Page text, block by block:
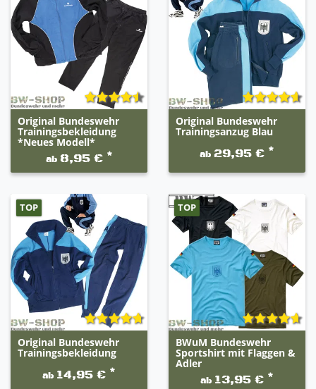
Original Bundeswehr
Trainingsbekleidung
*Neues Modell*
ab 8,95 € *
Original Bundeswehr
Trainingsanzug Blau
ab 29,95 € *
TOP
Original Bundeswehr
Trainingsbekleidung
ab 14,95 € *
TOP
BWuM Bundeswehr
Sportshirt mit Flaggen &
Adler
ab 13,95 € *